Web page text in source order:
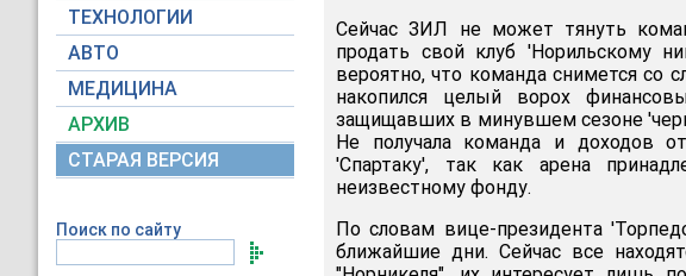
ТЕХНОЛОГИИ
АВТО
МЕДИЦИНА
АРХИВ
СТАРАЯ ВЕРСИЯ
Поиск по сайту
Сейчас ЗИЛ не может тянуть
продать свой клуб 'Норильскому
вероятно, что команда снимется со
накопился целый ворох
защищавших в минувшем сезоне
Не получала команда и доходов
'Спартаку', так как арена
неизвестному фонду.
По словам вице-президента
ближайшие дни. Сейчас все